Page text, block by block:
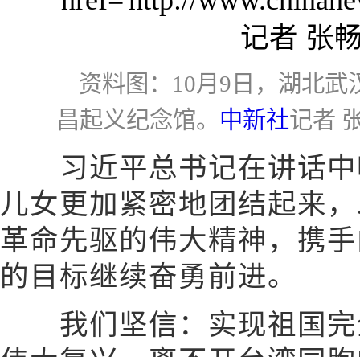
资料图：10月9日，湖北
昌起义纪念馆。 中新社记者
习近平总书记在讲话中
儿女更加紧密地团结起来
革命先驱的伟大精神，携
的目标继续奋勇前进。
我们坚信：实现祖国完